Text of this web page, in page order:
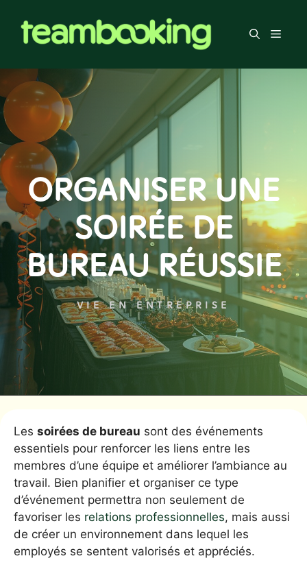
contenu
Menu
ORGANISER UNE
SOIRÉE DE
BUREAU RÉUSSIE
VIE EN ENTREPRISE
Les soirées de bureau sont des événements
essentiels pour renforcer les liens entre les
membres d’une équipe et améliorer l’ambiance au
travail. Bien planifier et organiser ce type
d’événement permettra non seulement de
favoriser les relations professionnelles, mais aussi
de créer un environnement dans lequel les
employés se sentent valorisés et appréciés.